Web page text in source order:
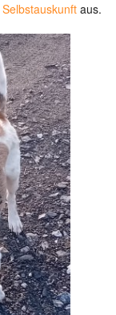
Selbstauskunft aus.